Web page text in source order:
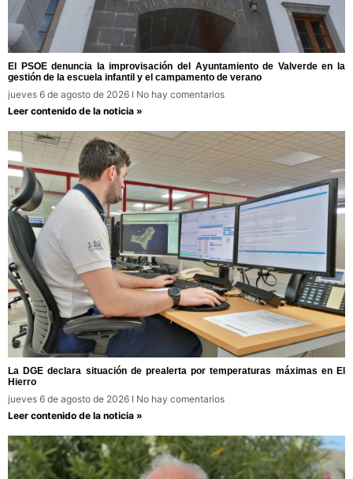
El PSOE denuncia la improvisación del Ayuntamiento de Valverde en la
gestión de la escuela infantil y el campamento de verano
jueves 6 de agosto de 2026
No hay comentarios
Leer contenido de la noticia »
La DGE declara situación de prealerta por temperaturas máximas en El
Hierro
jueves 6 de agosto de 2026
No hay comentarios
Leer contenido de la noticia »